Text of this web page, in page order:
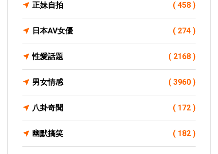
正妹自拍 ( 458 )
日本AV女優 ( 274 )
性愛話題 ( 2168 )
男女情感 ( 3960 )
八卦奇聞 ( 172 )
幽默搞笑 ( 182 )